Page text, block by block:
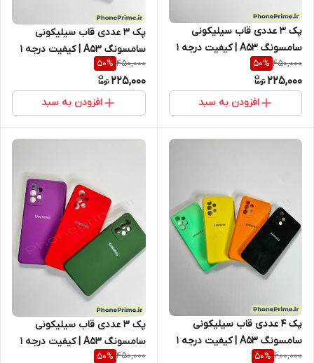
پک ۳ عددی قاب سیلیکونی
سامسونگ A53 | کیفیت درجه ۱
با ۵۰٪ تخفیف ویژه انبارگردانی
(نقد و اقساط)
450,000
50%
225,000
افزودن به سبد
پک ۳ عددی قاب سیلیکونی
سامسونگ A53 | کیفیت درجه ۱
انبارگردانی (نقد و اقساط)
450,000
50%
225,000
افزودن به سبد
پک ۴ عددی قاب سیلیکونی
سامسونگ A53 | کیفیت درجه ۱
600,000
50%
پک ۳ عددی قاب سیلیکونی
سامسونگ A53 | کیفیت درجه ۱
450,000
50%